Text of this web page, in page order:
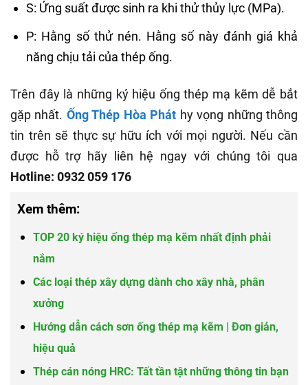
S: Ứng suất được sinh ra khi thử thủy lực (MPa).
P: Hằng số thử nén. Hằng số này đánh giá khả
năng chịu tải của thép ống.
Trên đây là những ký hiệu ống thép mạ kẽm dễ bắt
gặp nhất. Ống Thép Hòa Phát hy vọng những thông
tin trên sẽ thực sự hữu ích với mọi người. Nếu cần
được hỗ trợ hãy liên hệ ngay với chúng tôi qua
Hotline: 0932 059 176
Xem thêm:
TOP 20 ký hiệu ống thép mạ kẽm nhất định phải
nắm
Các loại thép xây dựng dành cho xây nhà, phân
xưởng
Hướng dẫn cách sơn ống thép mạ kẽm | Đơn giản,
hiệu quả
Thép cán nóng HRC: Tất tần tật những thông tin bạn